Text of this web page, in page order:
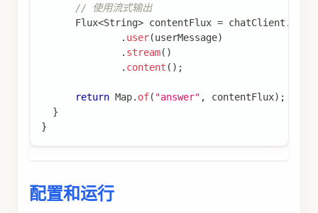
// 使用流式输出
Flux<String> contentFlux = chatClient .
. user(userMessage)
. stream( )
. content ( ) ;
return Map. of( "answer" , contentFlux) ;
}
}
配置和运行